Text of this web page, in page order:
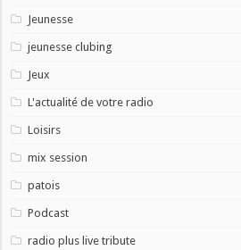
Jeunesse
jeunesse clubing
Jeux
L'actualité de votre radio
Loisirs
mix session
patois
Podcast
radio plus live tribute